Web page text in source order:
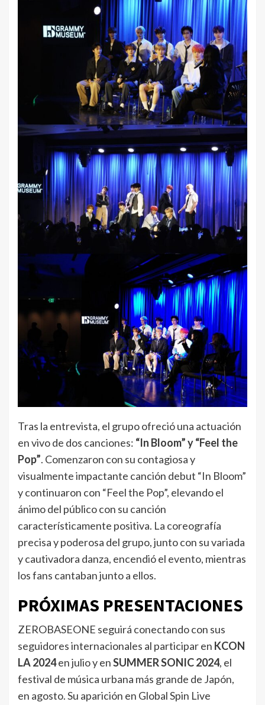
Tras la entrevista, el grupo ofreció una actuación
en vivo de dos canciones: “In Bloom” y “Feel the
Pop”. Comenzaron con su contagiosa y
visualmente impactante canción debut “In Bloom”
y continuaron con “Feel the Pop”, elevando el
ánimo del público con su canción
característicamente positiva. La coreografía
precisa y poderosa del grupo, junto con su variada
y cautivadora danza, encendió el evento, mientras
los fans cantaban junto a ellos.
PRÓXIMAS PRESENTACIONES
ZEROBASEONE seguirá conectando con sus
seguidores internacionales al participar en KCON
LA 2024en julio y enSUMMER SONIC 2024, el
festival de música urbana más grande de Japón,
en agosto. Su aparición en Global Spin Live